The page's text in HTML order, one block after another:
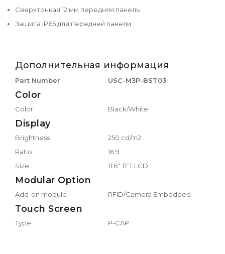
Сверхтонкая 12 мм передняя панель
Защита IP65 для передней панели
Дополнительная информация
Part Number USC-M3P-BST03
Color
Color Black/White
Display
Brightness
250 cd/m2
Ratio
16:9
Size
11.6" TFT LCD
Modular Option
Add-on module RFID/Camera Embedded
Touch Screen
Type P-CAP